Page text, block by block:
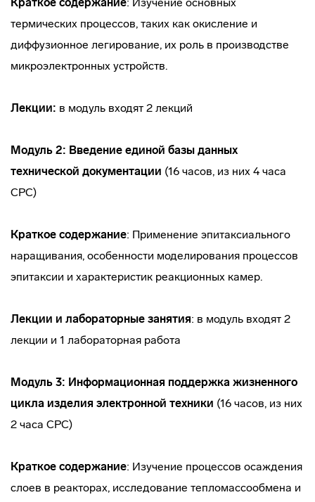
термических процессов, таких как окисление и
диффузионное легирование, их роль в производстве
микроэлектронных устройств.
Лекции: в модуль входят 2 лекций
Модуль 2: Введение единой базы данных
технической документации (16 часов, из них 4 часа
СРС)
Краткое содержание: Применение эпитаксиального
наращивания, особенности моделирования процессов
эпитаксии и характеристик реакционных камер.
Лекции и лабораторные занятия: в модуль входят 2
лекции и 1 лабораторная работа
Модуль 3: Информационная поддержка жизненного
цикла изделия электронной техники (16 часов, из них
2 часа СРС)
Краткое содержание: Изучение процессов осаждения
слоев в реакторах, исследование тепломассообмена и